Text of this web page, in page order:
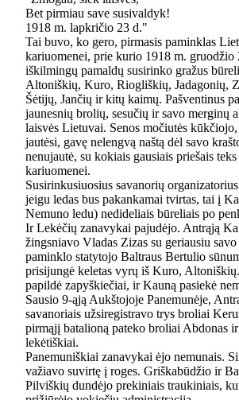
Bet pirmiau save susivaldyk!
1918 m. lapkričio 23 d."
Tai buvo, ko gero, pirmasis paminklas
kariuomenei, prie kurio 1918 m. gruodžio
iškilmingų pamaldų susirinko gražus
Altoniškių, Kuro, Riogliškių, Jadagonių,
Šėtijų, Jančių ir kitų kaimų. Pašventinus
jaunesnių brolių, sesučių ir savo merginų
laisvės Lietuvai. Senos močiutės
jautėsi, gavę nelengvą naštą dėl savo
nenujautė, su kokiais gausiais priešais
kariuomenei.
Susirinkusiuosius savanorių
jeigu ledas bus pakankamai tvirtas, tai į
Nemuno ledu) nedideliais būreliais po
Ir Lekėčių zanavykai pajudėjo. Antrąją
žingsniavo Vladas Zizas su geriausiu
paminklo statytojo Baltraus Bertulio
prisijungė keletas vyrų iš Kuro,
papildė zapyškiečiai, ir Kauną pasiekė
Sausio 9-ąją Aukštojoje Panemunėje,
savanoriais užsiregistravo trys broliai
pirmąjį batalioną pateko broliai Abdonas
lekėtiškiai.
Panemuniškiai zanavykai ėjo nemunais.
važiavo suvirtę į roges. Griškabūdžio ir
Pilviškių dundėjo prekiniais traukiniais,